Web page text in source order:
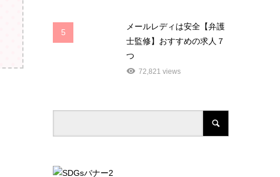
5
メールレディは安全【弁護
士監修】おすすめの求人７
つ
72,821 views